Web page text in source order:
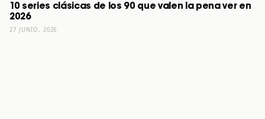
10 series clásicas de los 90 que valen la pena ver en
2026
27 JUNIO, 2026